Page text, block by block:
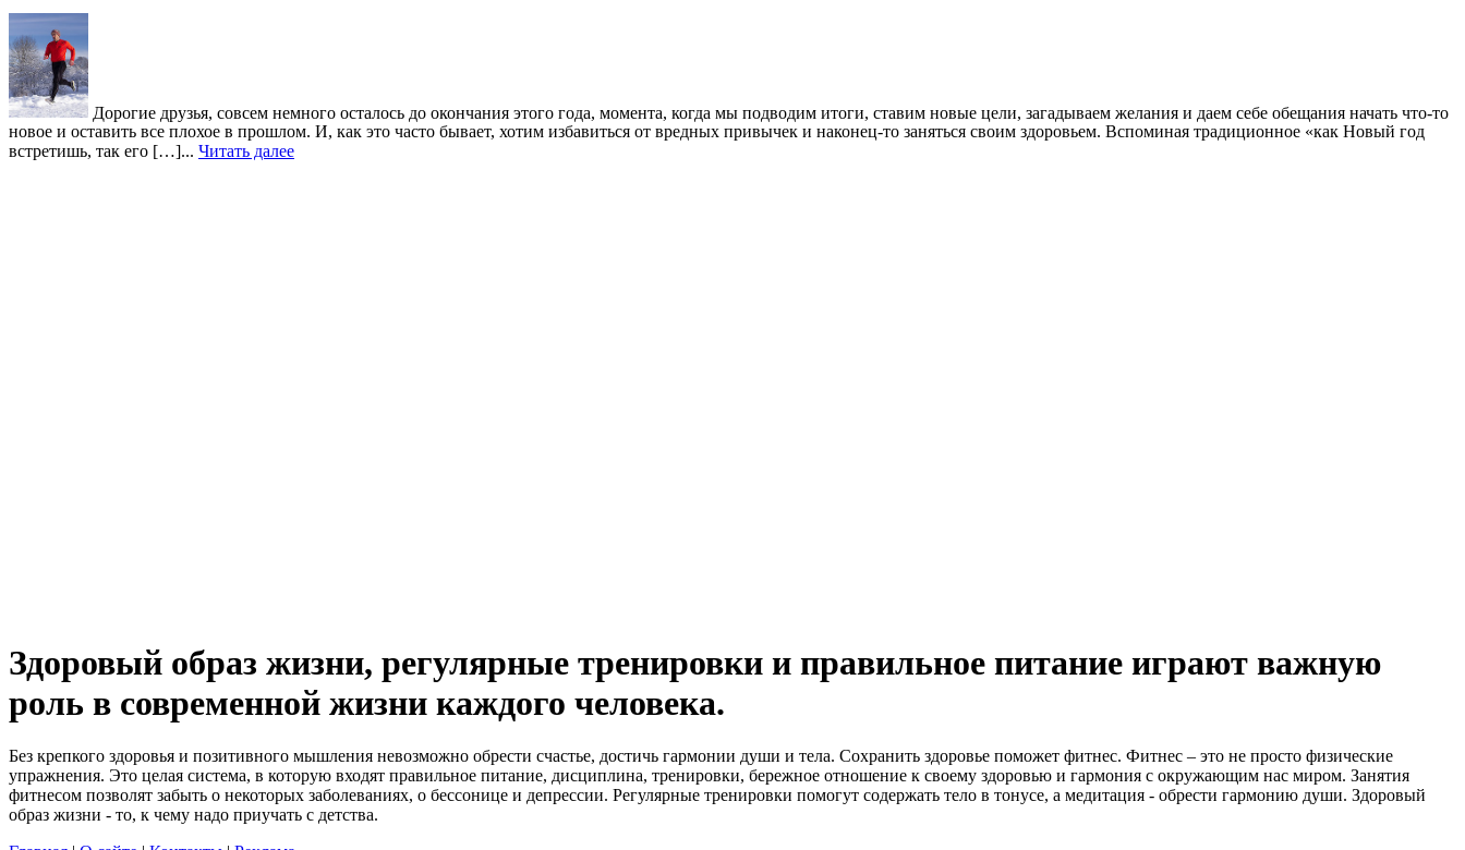
Дорогие друзья, совсем немного осталось до окончания этого года, момента, когда мы подводим итоги, ставим новые цели, загадываем желания и даем себе обещания начать что-то
новое и оставить все плохое в прошлом. И, как это часто бывает, хотим избавиться от вредных привычек и наконец-то заняться своим здоровьем. Вспоминая традиционное «как Новый год
встретишь, так его […]... Читать далее
Здоровый образ жизни, регулярные тренировки и правильное питание играют важную
роль в современной жизни каждого человека.
Без крепкого здоровья и позитивного мышления невозможно обрести счастье, достичь гармонии души и тела. Сохранить здоровье поможет фитнес. Фитнес – это не просто физические
упражнения. Это целая система, в которую входят правильное питание, дисциплина, тренировки, бережное отношение к своему здоровью и гармония с окружающим нас миром. Занятия
фитнесом позволят забыть о некоторых заболеваниях, о бессонице и депрессии. Регулярные тренировки помогут содержать тело в тонусе, а медитация - обрести гармонию души. Здоровый
образ жизни - то, к чему надо приучать с детства.